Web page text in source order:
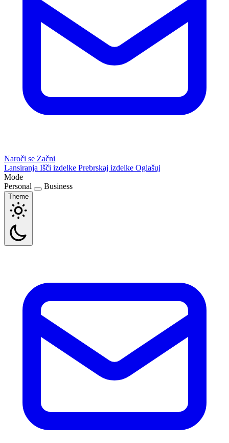
Naroči se Začni
Lansiranja Išči izdelke Prebrskaj izdelke Oglašuj
Mode
Personal
Business
Theme